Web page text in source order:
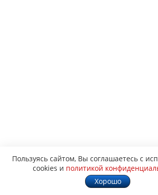
Пользуясь сайтом, Вы соглашаетесь с
cookies и политикой
Хорошо